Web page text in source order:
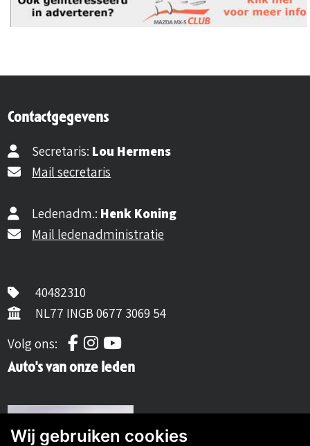
Contactgegevens
Secretaris: Lou Hermens
Mail secretaris
Ledenadm.: Henk Koning
Mail ledenadministratie
40482310
NL77 INGB 0677 3069 54
Volg ons:
Volg ons op Facebook
Volg ons op Instagram
Volg ons op YouTube
Auto's van onze leden
Wij gebruiken cookies